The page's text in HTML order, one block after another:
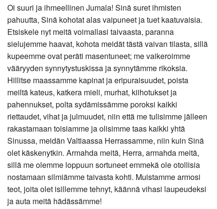
Oi suuri ja ihmeellinen Jumala! Sinä suret ihmisten
pahuutta, Sinä kohotat alas vaipuneet ja tuet kaatuvaisia.
Etsiskele nyt meitä voimallasi taivaasta, paranna
sielujemme haavat, kohota meidät tästä vaivan tilasta, sillä
kupeemme ovat peräti masentuneet; me vaikeroimme
vääryyden synnytystuskissa ja synnytämme rikoksia.
Hillitse maassamme kapinat ja eripuraisuudet, poista
meiltä kateus, katkera mieli, murhat, kiihotukset ja
pahennukset, polta sydämissämme poroksi kaikki
riettaudet, vihat ja julmuudet, niin että me tulisimme jälleen
rakastamaan toisiamme ja olisimme taas kaikki yhtä
Sinussa, meidän Valtiaassa Herrassamme, niin kuin Sinä
olet käskenytkin. Armahda meitä, Herra, armahda meitä,
sillä me olemme loppuun sortuneet emmekä ole otollisia
nostamaan silmiämme taivasta kohti. Muistamme armosi
teot, joita olet isillemme tehnyt, käännä vihasi laupeudeksi
ja auta meitä hädässämme!